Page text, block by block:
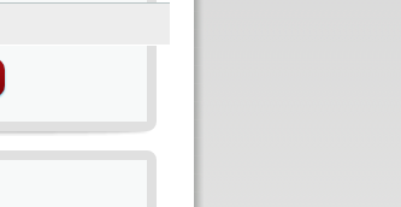
BÚSQUEDA